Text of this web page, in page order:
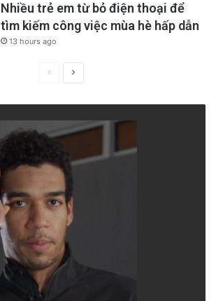
Nhiều trẻ em từ bỏ điện thoại để
tìm kiếm công việc mùa hè hấp dẫn
13 hours ago
PreviousNext